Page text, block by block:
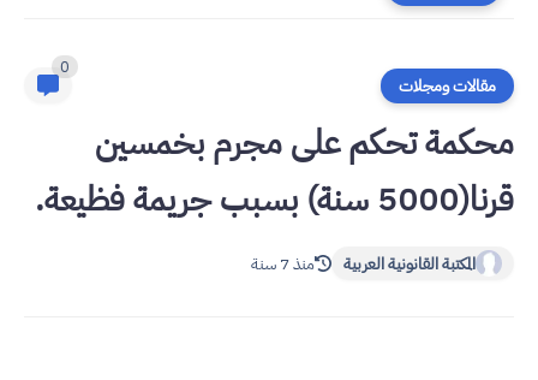
مقالات ومجلات
0
محكمة تحكم على مجرم بخمسين
قرنا(5000 سنة) بسبب جريمة فظيعة.
المكتبة القانونية العربية منذ 7 سنة